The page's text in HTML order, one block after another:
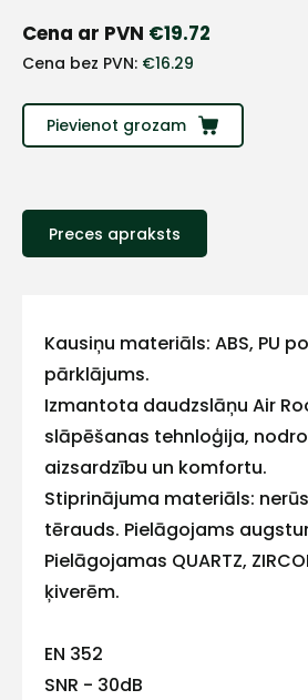
Cena ar PVN €19.72
Cena bez PVN: €16.29
Pievienot grozam
Preces apraksts
Kausiņu materiāls: ABS, PU
pārklājums.
Izmantota daudzslāņu Air
slāpēšanas tehnloģija,
aizsardzību un komfortu.
Stiprinājuma materiāls:
tērauds. Pielāgojams
Pielāgojamas QUARTZ,
ķiverēm.
EN 352
SNR - 30dB
Vārds
E-pasts
+